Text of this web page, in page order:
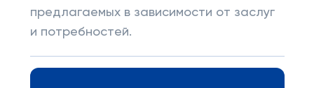
предлагаемых в зависимости от заслуг
и потребностей.